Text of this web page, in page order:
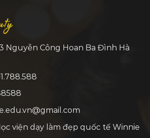
Nguyễn Công Hoan Ba Đình Hà
ọc viện dạy làm đẹp quốc tế Winnie